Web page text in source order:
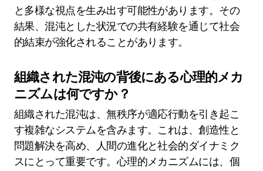
と多様な視点を生み出す可能性があります。その
結果、混沌とした状況での共有経験を通じて社会
的結束が強化されることがあります。
組織された混沌の背後にある心理的メカ
ニズムは何ですか？
組織された混沌は、無秩序が適応行動を引き起こ
す複雑なシステムを含みます。これは、創造性と
問題解決を高め、人間の進化と社会的ダイナミク
スにとって重要です。心理的メカニズムには、個